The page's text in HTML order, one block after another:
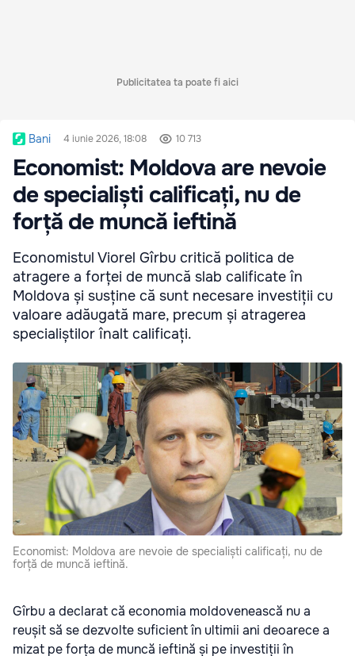
Publicitatea ta poate fi aici
Bani 4 iunie 2026, 18:08 10 713
Economist: Moldova are nevoie
de specialiști calificați, nu de
forță de muncă ieftină
Economistul Viorel Gîrbu critică politica de
atragere a forței de muncă slab calificate în
Moldova și susține că sunt necesare investiții cu
valoare adăugată mare, precum și atragerea
specialiștilor înalt calificați.
Economist: Moldova are nevoie de specialiști calificați, nu de
forță de muncă ieftină.
Gîrbu a declarat că economia moldovenească nu a
reușit să se dezvolte suficient în ultimii ani deoarece a
mizat pe forța de muncă ieftină și pe investiții în